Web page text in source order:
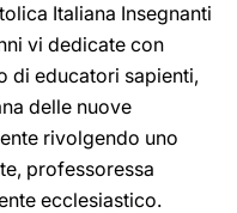
Italiana Insegnanti
vi dedicate con
di educatori sapienti,
delle nuove
rivolgendo uno
professoressa
ecclesiastico.